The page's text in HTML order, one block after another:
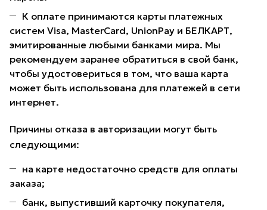
К оплате принимаются карты платежных
систем Visa, MasterCard, UnionPay и БЕЛКАРТ,
эмитированные любыми банками мира. Мы
рекомендуем заранее обратиться в свой банк,
чтобы удостовериться в том, что ваша карта
может быть использована для платежей в сети
интернет.
Причины отказа в авторизации могут быть
следующими:
на карте недостаточно средств для оплаты
заказа;
банк, выпустивший карточку покупателя,